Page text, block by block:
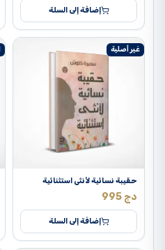
إضافة إلى السلة
غير أصلية
حقيبة نسائية لأنثى استثنائية
995 دج
إضافة إلى السلة